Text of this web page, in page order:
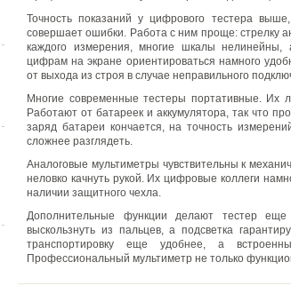
Точность показаний у цифрового тестера
совершает ошибки. Работа с ним проще: стрелку
каждого измерения, многие шкалы нелинейны,
цифрам на экране ориентироваться намного
от выхода из строя в случае неправильного
Многие современные тестеры портативные. Их
Работают от батареек и аккумулятора, так что
заряд батареи кончается, на точность
сложнее разглядеть.
Аналоговые мультиметры чувствительны к
неловко качнуть рукой. Их цифровые коллеги
наличии защитного чехла.
Дополнительные функции делают тестер
выскользнуть из пальцев, а подсветка
транспортировку еще удобнее, а
Профессиональный мультиметр не только